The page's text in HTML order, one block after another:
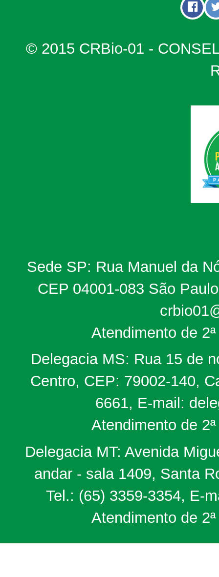
© 2015 CRBio-01 -
Sede SP: Rua Manuel da
CEP 04001-083 São
Atendimento de
Delegacia MS: Rua 15 de
Centro, CEP: 79002-140,
6661, E-mail:
Atendimento de
Delegacia MT: Avenida
andar - sala 1409, Santa
Tel.: (65) 3359-3354, E-
Atendimento de